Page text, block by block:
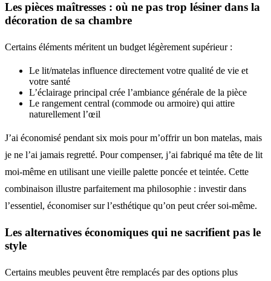
Les pièces maîtresses : où ne pas trop lésiner dans la
décoration de sa chambre
Certains éléments méritent un budget légèrement supérieur :
Le lit/matelas influence directement votre qualité de vie et
votre santé
L’éclairage principal crée l’ambiance générale de la pièce
Le rangement central (commode ou armoire) qui attire
naturellement l’œil
J’ai économisé pendant six mois pour m’offrir un bon matelas, mais
je ne l’ai jamais regretté. Pour compenser, j’ai fabriqué ma tête de lit
moi-même en utilisant une vieille palette poncée et teintée. Cette
combinaison illustre parfaitement ma philosophie : investir dans
l’essentiel, économiser sur l’esthétique qu’on peut créer soi-même.
Les alternatives économiques qui ne sacrifient pas le
style
Certains meubles peuvent être remplacés par des options plus